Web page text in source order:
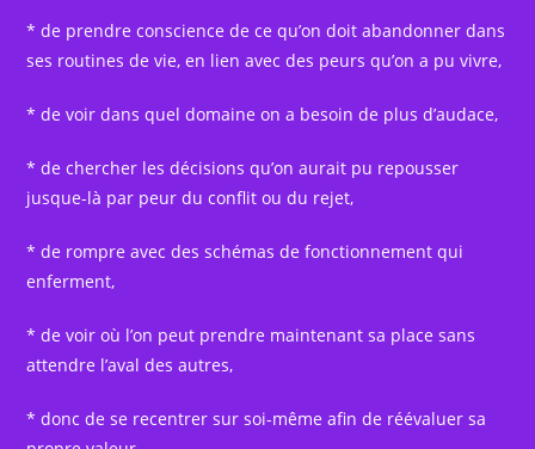
* de prendre conscience de ce qu’on doit abandonner dans
ses routines de vie, en lien avec des peurs qu’on a pu vivre,
* de voir dans quel domaine on a besoin de plus d’audace,
* de chercher les décisions qu’on aurait pu repousser
jusque-là par peur du conflit ou du rejet,
* de rompre avec des schémas de fonctionnement qui
enferment,
* de voir où l’on peut prendre maintenant sa place sans
attendre l’aval des autres,
* donc de se recentrer sur soi-même afin de réévaluer sa